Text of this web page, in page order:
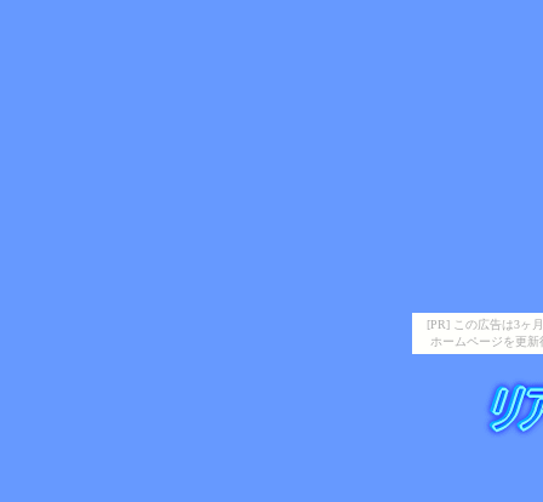
[PR] この広告は3ヶ
ホームページを更